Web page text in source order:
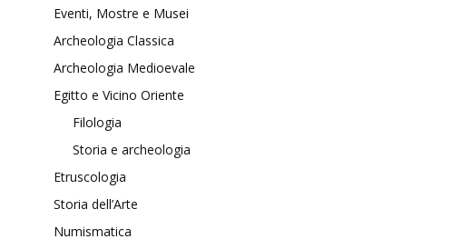
Eventi, Mostre e Musei
Archeologia Classica
Archeologia Medioevale
Egitto e Vicino Oriente
Filologia
Storia e archeologia
Etruscologia
Storia dell’Arte
Numismatica